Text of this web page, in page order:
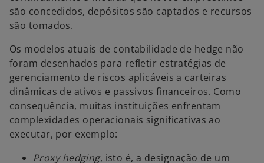
são concedidos, depósitos são captados e recursos
são tomados.
Os modelos atuais de contabilidade de hedge não
foram desenhados para refletir estratégias de
gerenciamento de riscos aplicáveis a carteiras
dinâmicas de ativos e passivos financeiros. Como
consequência, muitas instituições enfrentam
complexidades operacionais significativas ao
executar, por exemplo:
Proxy hedging, isto é, a designação de um